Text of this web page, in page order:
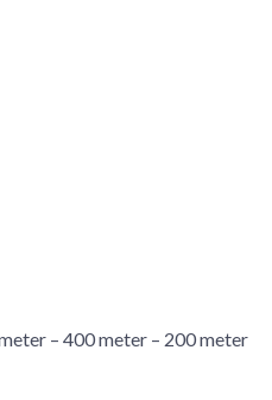
– 400 meter – 200 meter